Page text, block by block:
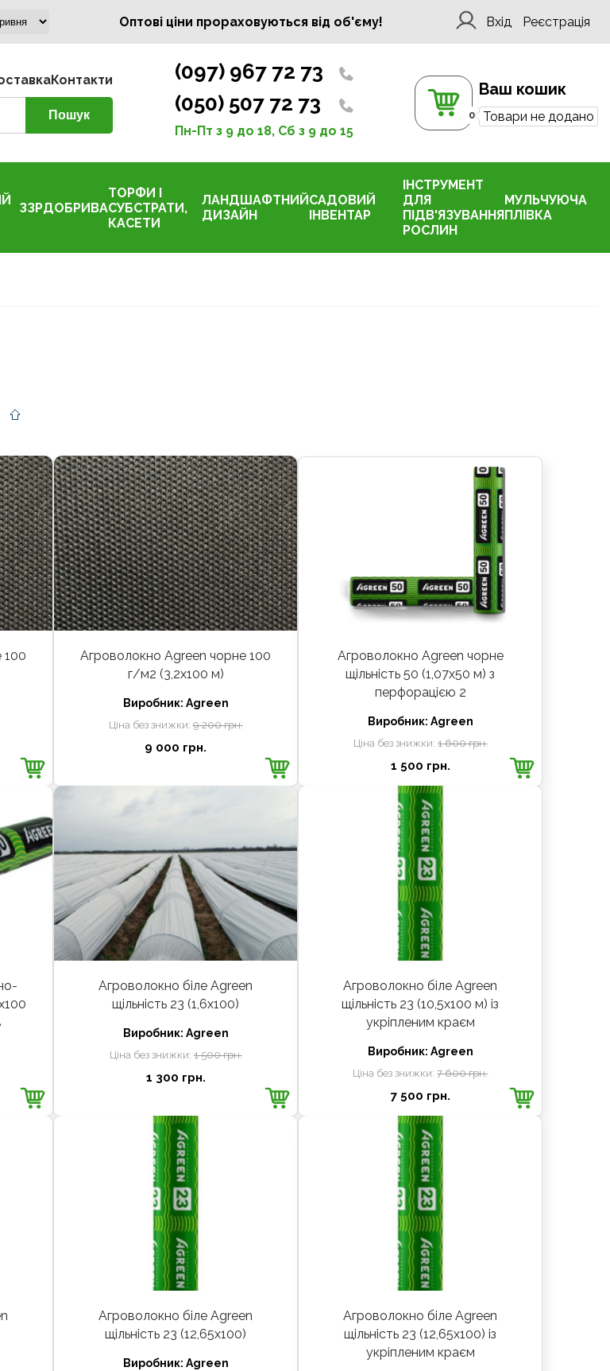
Оптові ціни прораховуються від об'єму! Вхід Реєстрація
Контакти
(097) 967 72 73
(050) 507 72 73
Пн-Пт з 9 до 18, Сб з 9 до 15
0
Ваш кошик
Товари не додано
ЗЗРДОБРИВА
ТОРФИ І
СУБСТРАТИ,
КАСЕТИ
ЛАНДШАФТНИЙ
ДИЗАЙН
САДОВИЙ
ІНВЕНТАР
ІНСТРУМЕНТ
ДЛЯ
ПІДВ'ЯЗУВАННЯ
РОСЛИН
МУЛЬЧУЮЧА
ПЛІВКА
100
Агроволокно Agreen чорне 100
г/м2 (3,2х100 м)
Виробник: Agreen
Ціна без знижки:9 200 грн.
9 000 грн.
Агроволокно Agreen чорне
щільність 50 (1,07х50 м) з
перфорацією 2
Виробник: Agreen
Ціна без знижки: 1 600 грн.
1 500 грн.
Агроволокно біле Agreen
щільність 23 (1,6х100)
Виробник: Agreen
Ціна без знижки:1 500 грн.
1 300 грн.
Агроволокно біле Agreen
щільність 23 (10,5х100 м) із
укріпленим краєм
Виробник: Agreen
Ціна без знижки:7 600 грн.
7 500 грн.
Агроволокно біле Agreen
щільність 23 (12,65х100)
Виробник: Agreen
Агроволокно біле Agreen
щільність 23 (12,65х100) із
укріпленим краєм